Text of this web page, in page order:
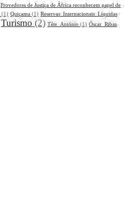
Provedores de Justiça de África reconhecem papel de
(1) Quiçama (1) Reservas_Internacionais_Líquidas
Turismo (2) Téte_António (1) Óscar_Ribas